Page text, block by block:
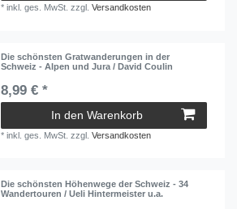
*inkl. ges. MwSt. zzgl.Versandkosten
Die schönsten Gratwanderungen in der
Schweiz - Alpen und Jura / David Coulin
8,99 € *
In den Warenkorb
*inkl. ges. MwSt. zzgl.Versandkosten
Die schönsten Höhenwege der Schweiz - 34
Wandertouren / Ueli Hintermeister u.a.